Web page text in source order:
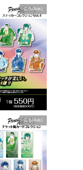
広告(Ads)
広告(Ads)